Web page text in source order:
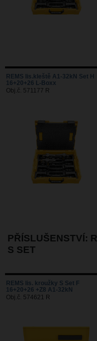
REMS lis.kleště A1-32kN Set H
16+20+26 L-Boxx
Obj.č. 571177 R
PŘÍSLUŠENSTVÍ:
S SET
REMS lis. kroužky S Set F
16+20+26 +Z8 A1-32kN
Obj.č. 574621 R